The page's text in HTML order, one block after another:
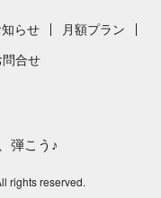
知らせ 月額プラン
問合せ
弾こう♪
rights reserved.